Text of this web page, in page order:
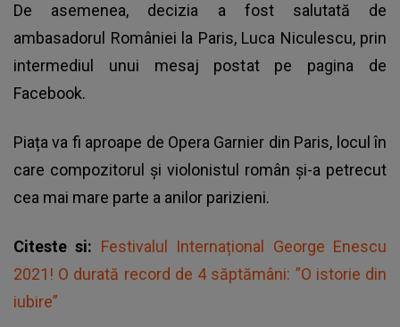
De asemenea, decizia a fost salutată de
ambasadorul României la Paris, Luca Niculescu, prin
intermediul unui mesaj postat pe pagina de
Facebook.
Piața va fi aproape de Opera Garnier din Paris, locul în
care compozitorul şi violonistul român şi-a petrecut
cea mai mare parte a anilor parizieni.
Citeste si: Festivalul Internațional George Enescu
2021! O durată record de 4 săptămâni: ”O istorie din
iubire”